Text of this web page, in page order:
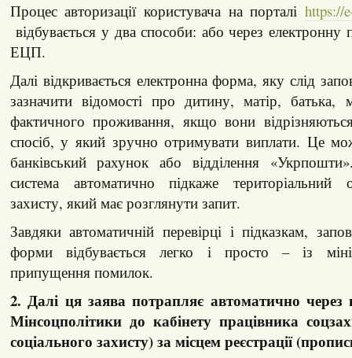
Процес авторизації користувача на порталі https://
відбувається у два способи: або через
ЕЦП.
Далі відкривається електронна форма, яку слід
зазначити відомості про дитину, матір, батька,
фактичного проживання, якщо вони
спосіб, у який зручно отримувати виплати. Це
банківський рахунок або відділення
система автоматично підкаже територіальний
захисту, який має розглянути запит.
Завдяки автоматичній перевірці і підказкам,
форми відбувається легко і просто – із
припущення помилок.
2. Далі ця заява потрапляє автоматично через
Мінсоцполітики до кабінету працівника
соціального захисту) за місцем реєстрації